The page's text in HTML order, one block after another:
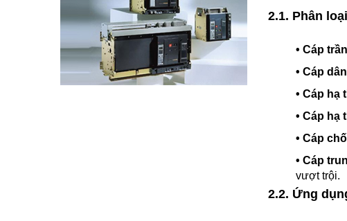
2.1. Phân
• Cáp
• Cáp
• Cáp hạ
• Cáp hạ
• Cáp
• Cáp
vượt trội.
2.2. Ứng